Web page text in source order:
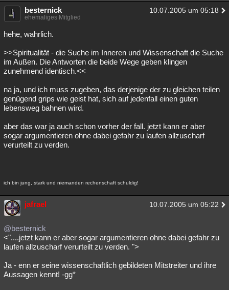
Übersichten
Besucht
besternick 10.07.2005 um 05:18
ehemaliges Mitglied
hehe, wahrlich.
>>Spiritualität - die Suche im Inneren und Wissenschaft die Suche
im Außen. Die Antworten die beide Wege geben klingen
zunehmend identisch.<<
na ja, und ich muss zugeben, das derjenige der zu gleichen teilen
genügend grips wie geist hat, sich auf jedenfall einen guten
lebensweg bahnen wird.
aber das war ja auch schon vorher der fall. jetzt kann er aber
sogar argumentieren ohne dabei gefahr zu laufen allzuscharf
verurteilt zu verden.
ich bin jung, stark und niemanden rechenschaft schuldig!
jafrael 10.07.2005 um 05:22
@besternick
<"....jetzt kann er aber sogar argumentieren ohne dabei gefahr zu
laufen allzuscharf verurteilt zu verden. ">
Ja - enn er seine wissenschaftlich gebildeten Mitstreiter und ihre
Aussagen kennt! -gg*